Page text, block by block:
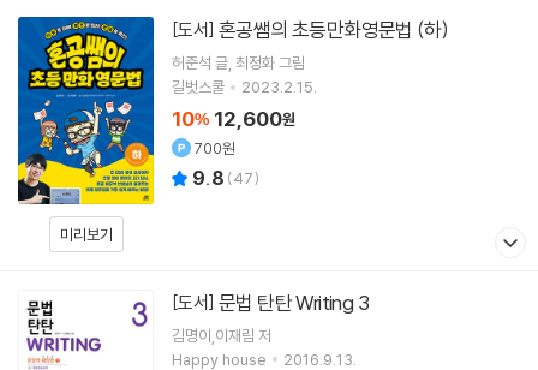
미리보기
[도서] 혼공쌤의 초등만화영문법 (하)
허준석 글 최정화그림
길벗스쿨
2023.2.15.
10% 12,600원
700원
9.8 (47)
[도서] 문법 탄탄 Writing 3
김명이,이재림 저
Happy house
2016.9.13.